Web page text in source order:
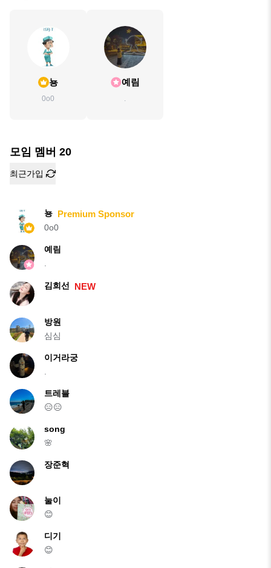
뇽
0o0
예림
.
모임 멤버 20
최근가입
뇽 Premium Sponsor
0o0
예림
김희선 NEW
방원
심심
이거라궁
트레블
😑😑
song
🌸
장준혁
눌이
😊
디기
😊